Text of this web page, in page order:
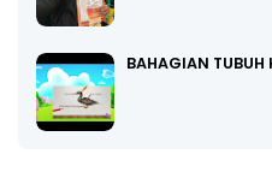
BAHAGIAN TUBUH